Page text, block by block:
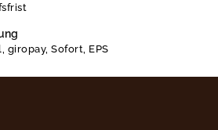
giropay, Sofort, EPS